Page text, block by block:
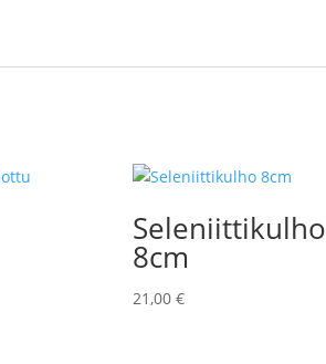
Seleniittikulho
8cm
21,00 €